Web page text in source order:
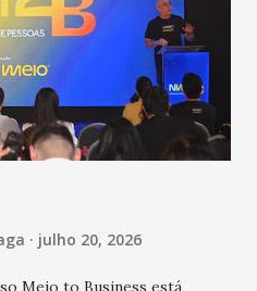
diferente, com um poder de
coronavírus”, apontou o
epidemia com chance de
gerar um grande risco à
“Precisamos saber fazer a
para não so...
julho 20, 2026
Meio to Business está